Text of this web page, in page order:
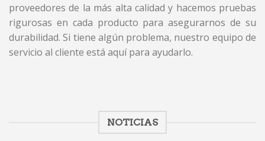
proveedores de la más alta calidad y hacemos pruebas
rigurosas en cada producto para asegurarnos de su
durabilidad. Si tiene algún problema, nuestro equipo de
servicio al cliente está aquí para ayudarlo.
NOTICIAS